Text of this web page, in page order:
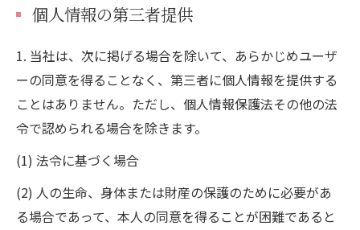
個人情報の第三者提供
1. 当社は、次に掲げる場合を除いて、あらかじめユーザ
ーの同意を得ることなく、第三者に個人情報を提供する
ことはありません。ただし、個人情報保護法その他の法
令で認められる場合を除きます。
(1) 法令に基づく場合
(2) 人の生命、身体または財産の保護のために必要があ
る場合であって、本人の同意を得ることが困難であると